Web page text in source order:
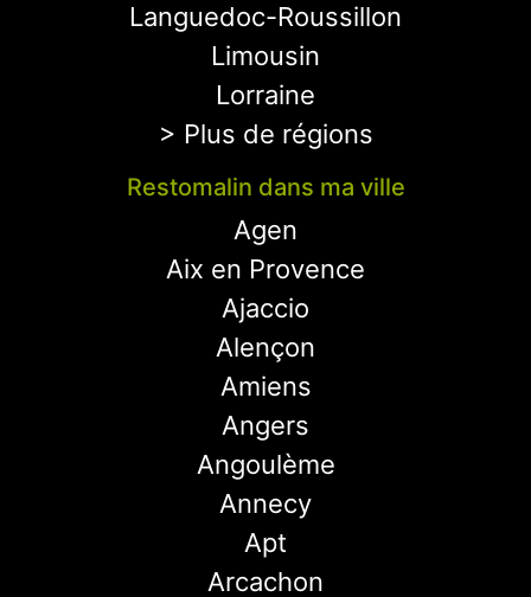
Languedoc-Roussillon
Limousin
Lorraine
> Plus de régions
Restomalin dans ma ville
Agen
Aix en Provence
Ajaccio
Alençon
Amiens
Angers
Angoulème
Annecy
Apt
Arcachon